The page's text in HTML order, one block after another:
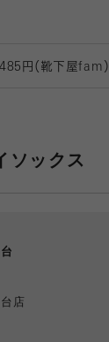
円（靴下屋fam）
ソックス
店